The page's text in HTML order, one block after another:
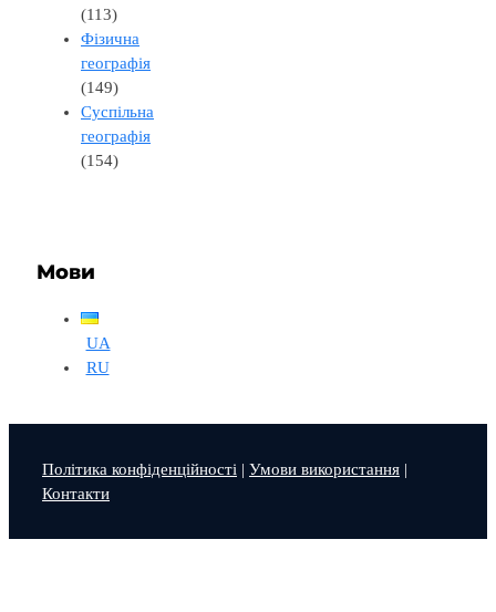
(113)
Фізична
географія
(149)
Суспільна
географія
(154)
Мови
UA
RU
Політика конфіденційності | Умови використання |
Контакти